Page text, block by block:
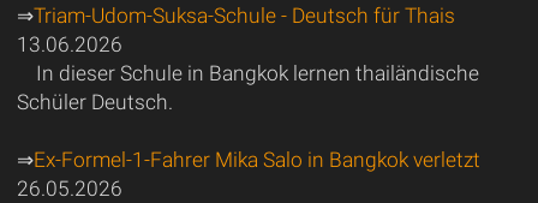
⇒Triam-Udom-Suksa-Schule - Deutsch für Thais
13.06.2026
In dieser Schule in Bangkok lernen thailändische
Schüler Deutsch.
⇒Ex-Formel-1-Fahrer Mika Salo in Bangkok verletzt
26.05.2026